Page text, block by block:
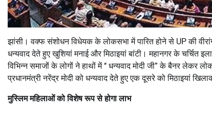
झांसी। वक्फ संशोधन विधेयक के लोकसभा में पारित होने से UP की
धन्यवाद देते हुए खुशियां मनाई और मिठाइयां बांटी। महानगर के चर्चित
विभिन्न समाजों के लोगों ने हाथों में ‘‘ धन्यवाद मोदी जी” के बैनर
प्रधानमंत्री नरेंद्र मोदी को धन्यवाद देते हुए एक दूसरे को मिठाइयां
मुस्लिम महिलाओं को विशेष रूप से होगा लाभ